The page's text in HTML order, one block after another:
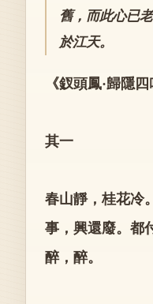
舊，而此心已
於江天。
《釵頭鳳·歸隱四
其一
春山靜，桂花冷
事，興還廢。都
醉，醉。